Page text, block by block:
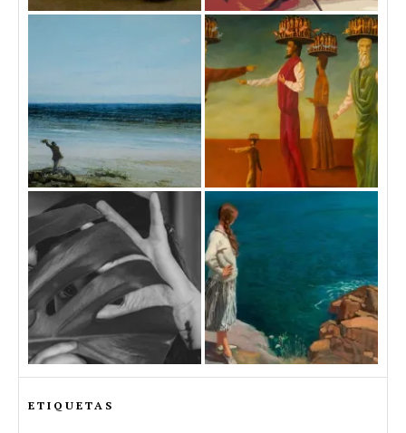
ETIQUETAS